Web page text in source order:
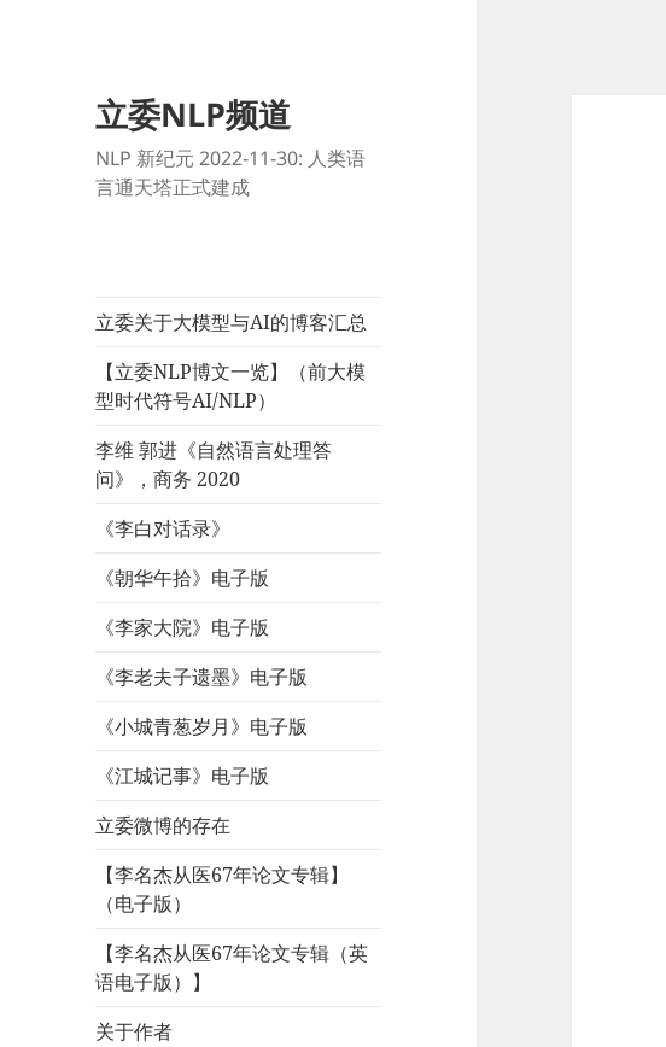
立委NLP频道
NLP 新纪元 2022-11-30: 人类语
言通天塔正式建成
立委关于大模型与AI的博客汇总
【立委NLP博文一览】（前大模
型时代符号AI/NLP）
李维 郭进《自然语言处理答
问》，商务 2020
《李白对话录》
《朝华午拾》电子版
《李家大院》电子版
《李老夫子遗墨》电子版
《小城青葱岁月》电子版
《江城记事》电子版
立委微博的存在
【李名杰从医67年论文专辑】
（电子版）
【李名杰从医67年论文专辑（英
语电子版）】
关于作者